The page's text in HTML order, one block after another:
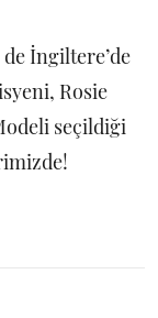
İngiltere’de
Rosie
seçildiği